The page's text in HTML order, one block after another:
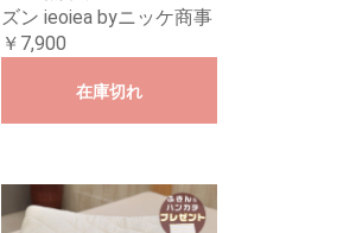
ズン ieoiea byニッケ商事
￥7,900
在庫切れ